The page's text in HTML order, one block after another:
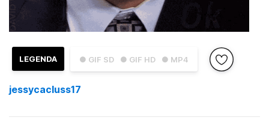
● GIF SD ● GIF HD ● MP4
LEGENDA
jessycacluss17